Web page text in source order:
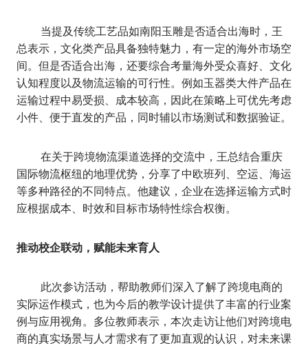
当提及传统工艺品如南阳玉雕是否适合出海时，王
总表示，文化类产品具备独特魅力，有一定的海外市场空
间。但是否适合出海，还要综合考量海外受众喜好、文化
认知程度以及物流运输的可行性。例如玉器类大件产品在
运输过程中易受损、成本较高，因此在策略上可优先考虑
小件、便于直发的产品，同时辅以市场测试和数据验证。
在关于跨境物流渠道选择的交流中，王总结合重庆
国际物流枢纽的地理优势，分享了中欧班列、空运、海运
等多种路径的不同特点。他建议，企业在选择运输方式时
应根据成本、时效和目标市场特性综合权衡。
推动校企联动，赋能未来育人
此次参访活动，帮助教师们深入了解了跨境电商的
实际运作模式，也为今后的教学设计提供了丰富的行业案
例与应用视角。多位教师表示，本次走访让他们对跨境电
商的真实场景与人才需求有了更加直观的认识，对未来课